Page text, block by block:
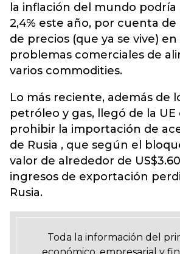
la inflación del mundo podría
2,4% este año, por cuenta
de precios (que ya se vive)
problemas comerciales de
varios commodities.
Lo más reciente, además de
petróleo y gas, llegó de la
prohibir la importación de
de Rusia , que según el
valor de alrededor de
ingresos de exportación
Rusia.
Toda la información del